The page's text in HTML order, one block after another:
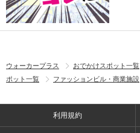
ウォーカープラス おでかけスポット一覧
ポット一覧
ファッションビル・商業施設
利用規約